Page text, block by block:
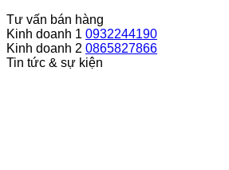
Tư vấn bán hàng
Kinh doanh 1 0932244190
Kinh doanh 2 0865827866
Tin tức & sự kiện